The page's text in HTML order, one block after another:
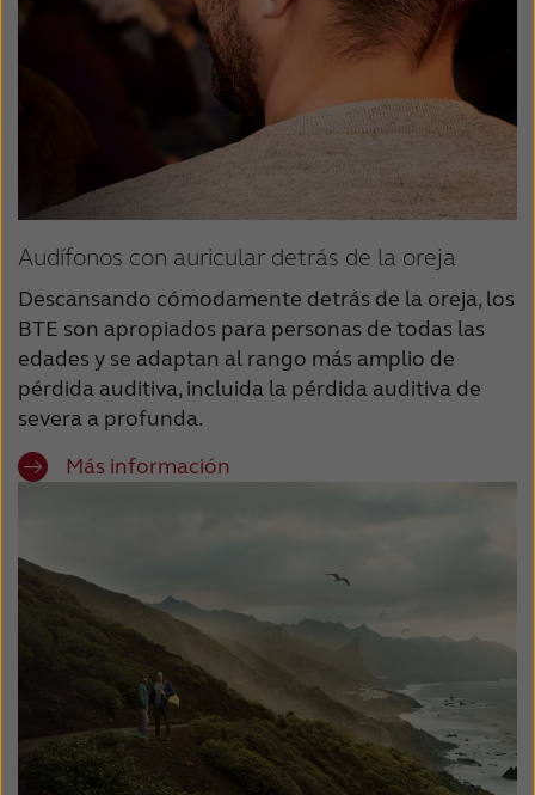
Audífonos con auricular detrás de la oreja
Descansando cómodamente detrás de la oreja, los
BTE son apropiados para personas de todas las
edades y se adaptan al rango más amplio de
pérdida auditiva, incluida la pérdida auditiva de
severa a profunda.
Más información